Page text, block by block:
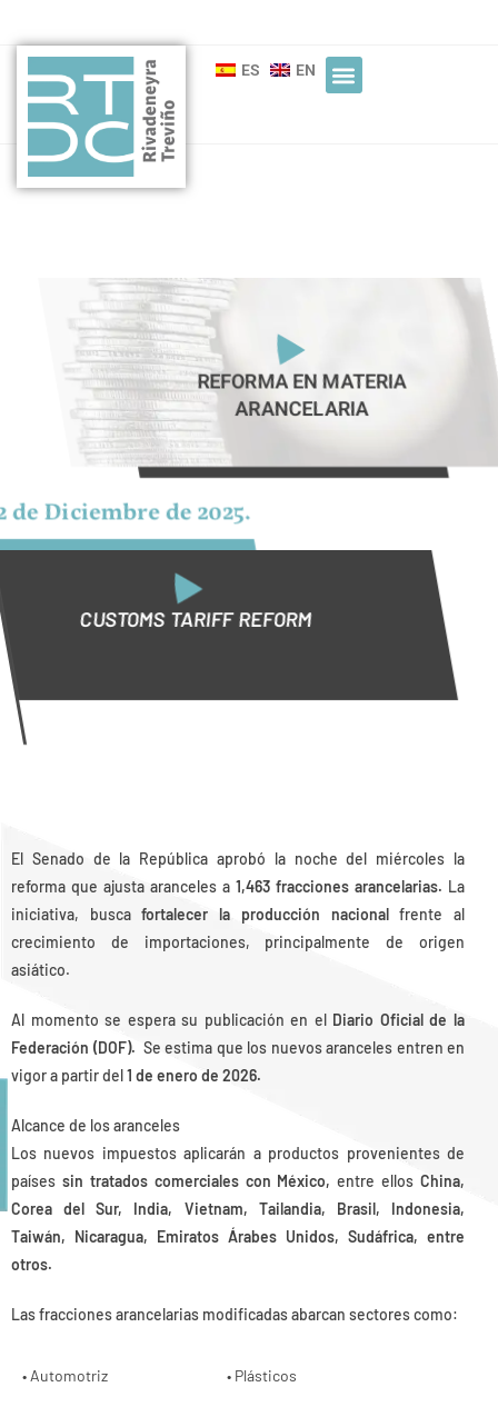
ES EN
REFORMA EN MATERIA
ARANCELARIA
de Diciembre de 2025.
CUSTOMS TARIFF REFORM
El Senado de la República aprobó la noche del miércoles la
reforma que ajusta aranceles a 1,463 fracciones arancelarias. La
iniciativa, buscafortalecer la producción nacionalfrente al
crecimiento de importaciones, principalmente de origen
asiático.
Al momento se espera su publicación en el Diario Oficial de la
Federación (DOF). Se estima que los nuevos aranceles entren en
vigor a partir del1 de enero de 2026.
Alcance de los aranceles
Los nuevos impuestos aplicarán a productos provenientes de
países sin tratados comerciales con México, entre ellos China,
Corea del Sur, India, Vietnam, Tailandia, Brasil, Indonesia,
Taiwán, Nicaragua, Emiratos Árabes Unidos, Sudáfrica, entre
otros.
Las fracciones arancelarias modificadas abarcan sectores como:
• Automotriz • Plásticos